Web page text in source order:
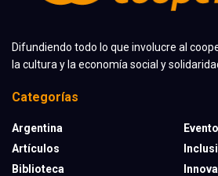
Difundiendo todo lo que involucre al
la cultura y la economía social y
Categorías
Argentina
Artículos
Biblioteca